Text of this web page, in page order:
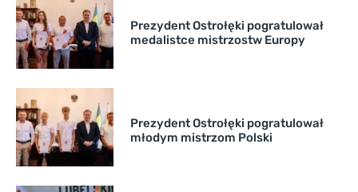
Prezydent Ostrołęki pogratulował
medalistce mistrzostw Europy
Prezydent Ostrołęki pogratulował
młodym mistrzom Polski